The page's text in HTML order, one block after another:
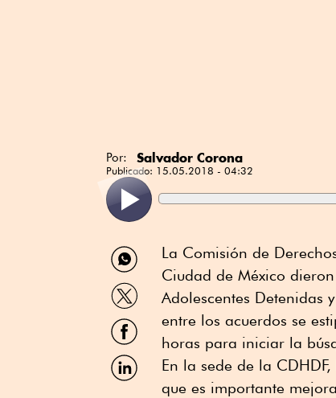
Por: Salvador Corona
Publicado: 15.05.2018 - 04:32
Compartir
por
WhatsApp
Compartir
por
Twitter
Compartir
por
Facebook
Compartir
por
La Comisión de
Ciudad de México
Adolescentes Detenidas
entre los acuerdos se
horas para iniciar la
En la sede de la
que es importante